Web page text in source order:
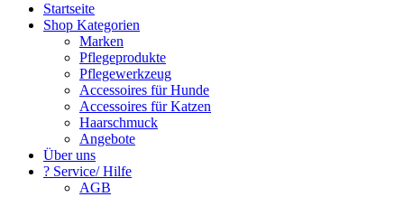
Startseite
Shop Kategorien
Marken
Pflegeprodukte
Pflegewerkzeug
Accessoires für Hunde
Accessoires für Katzen
Haarschmuck
Angebote
Über uns
? Service/ Hilfe
AGB